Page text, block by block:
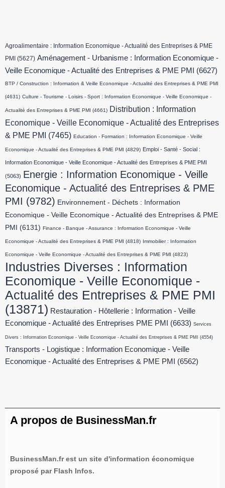
Agroalimentaire : Information Economique - Actualité des Entreprises & PME
PMI (5627) Aménagement - Urbanisme : Information Economique -
Veille Economique - Actualité des Entreprises & PME PMI
(6627)
BTP / Construction : Information & Veille Economique - Actualité des Entreprises & PME PMI
(4631) Culture - Tourisme - Loisirs - Sport : Information Economique - Veille Economique -
Actualité des Entreprises & PME PMI (4661) Distribution : Information
Economique - Veille Economique - Actualité des Entreprises
& PME PMI
(7465) Education - Formation : Information Economique - Veille
Economique - Actualité des Entreprises & PME PMI (4829) Emploi - Santé - Social :
Information Economique - Veille Economique - Actualité des Entreprises & PME PMI
(5063) Energie : Information Economique - Veille
Economique - Actualité des Entreprises & PME
PMI (9782) Environnement - Déchets : Information
Economique - Veille Economique - Actualité des Entreprises & PME
PMI
(6131) Finance - Banque - Assurance : Information Economique - Veille
Economique - Actualité des Entreprises & PME PMI (4818) Immobilier : Information
Economique - Veille Economique - Actualité des Entreprises & PME PMI (4823)
Industries Diverses : Information
Economique - Veille Economique -
Actualité des Entreprises & PME PMI
(13871) Restauration - Hôtellerie : Information - Veille
Economique - Actualité des Entreprises PME PMI
(6633) Services
Divers : Information Economique - Veille Economique - Actualité des Entreprises & PME PMI (4554)
Transports - Logistique : Information Economique - Veille
Economique - Actualité des Entreprises & PME PMI
(6562)
A propos de BusinessMan.fr
BusinessMan.fr est un site d'information économique
proposé par Flash Infos.